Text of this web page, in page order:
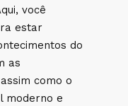
você
estar
do
as
como o
moderno e